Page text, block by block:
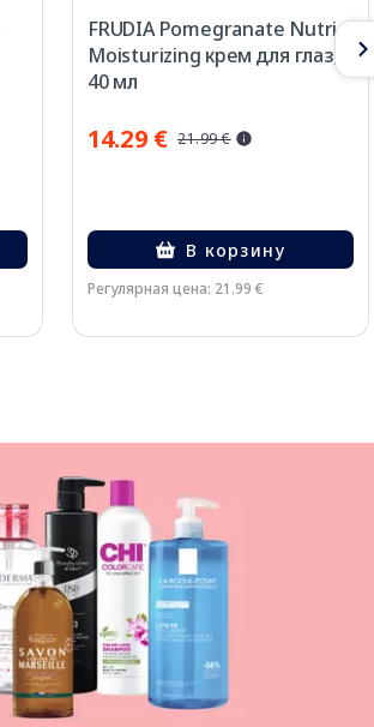
FRUDIA Pomegranate Nutri-
Moisturizing крем для глаз,
40 мл
14.29 € 21.99 €
В корзину
Регулярная цена: 21.99 €